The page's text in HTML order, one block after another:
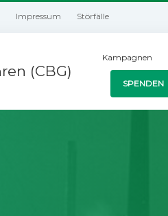
Impressum Störfälle
(CBG)
Kampagnen
SPENDEN